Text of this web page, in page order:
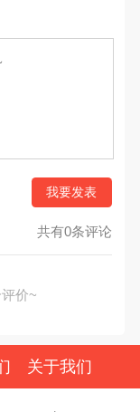
我要发表
共有0条评论
价~
关于我们